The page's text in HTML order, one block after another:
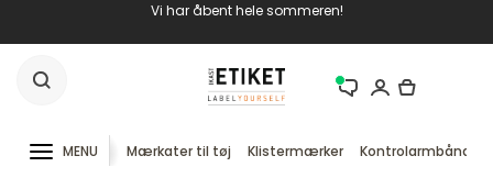
Vi har åbent hele sommeren!
MENU Mærkater til tøj Klistermærker Kontrolarmbånd